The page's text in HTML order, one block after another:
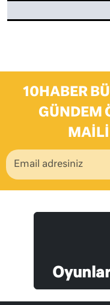
10HABER
GÜNDEM